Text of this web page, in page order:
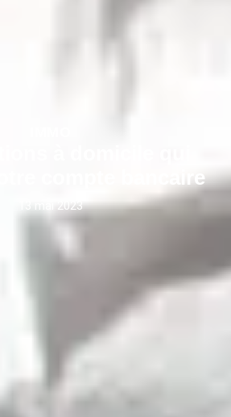
compte bancaire
13 mai 2023